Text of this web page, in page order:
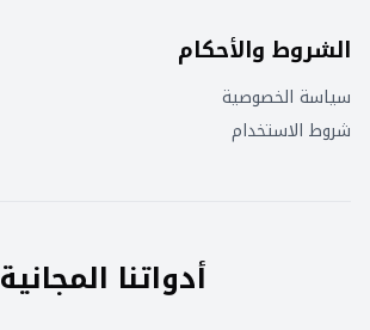
الشروط والأحكام
سياسة الخصوصية
شروط الاستخدام
أدواتنا المجانية